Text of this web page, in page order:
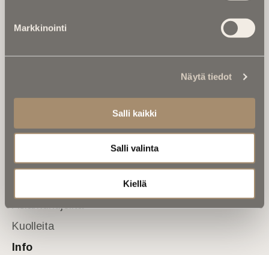
Markkinointi
Näytä tiedot
Salli kaikki
Salli valinta
Kiellä
Tietoa meistä
Etusivu
Kalenterista
Asiantuntijoilta
Kuolleita
Info